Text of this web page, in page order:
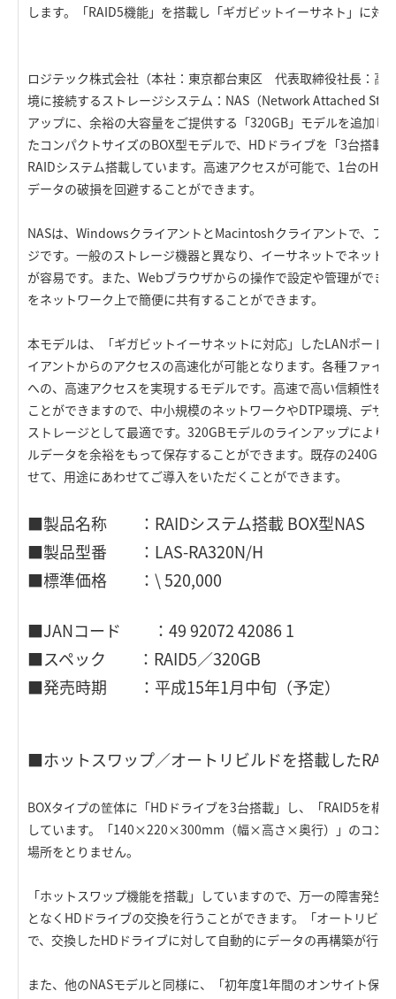
します。「RAID5機能」を搭載し「ギガビットイーサネト」に対
ロジテック株式会社（本社：東京都台東区 代表取締役社長：高
境に接続するストレージシステム：NAS（Network Attached
アップに、余裕の大容量をご提供する「320GB」モデルを追加し
たコンパクトサイズのBOX型モデルで、HDドライブを「3台搭載
RAIDシステム搭載しています。高速アクセスが可能で、1台のHD
データの破損を回避することができます。
NASは、WindowsクライアントとMacintoshクライアントで、フ
ジです。一般のストレージ機器と異なり、イーサネットでネット
が容易です。また、Webブラウザからの操作で設定や管理ができ
をネットワーク上で簡便に共有することができます。
本モデルは、「ギガビットイーサネットに対応」したLANポート
イアントからのアクセスの高速化が可能となります。各種ファイ
への、高速アクセスを実現するモデルです。高速で高い信頼性を
ことができますので、中小規模のネットワークやDTP環境、デザ
ストレージとして最適です。320GBモデルのラインアップにより
ルデータを余裕をもって保存することができます。既存の240GB
せて、用途にあわせてご導入をいただくことができます。
■製品名称 ：RAIDシステム搭載 BOX型NAS
■製品型番 ：LAS-RA320N/H
■標準価格 ：\ 520,000
■JANコード ：49 92072 42086 1
■スペック ：RAID5／320GB
■発売時期 ：平成15年1月中旬（予定）
■ホットスワップ／オートリビルドを搭載した
BOXタイプの筐体に「HDドライブを3台搭載」し、「RAID5を構
しています。「140×220×300mm（幅×高さ×奥行）」のコン
場所をとりません。
「ホットスワップ機能を搭載」していますので、万一の障害発生
となくHDドライブの交換を行うことができます。「オートリビ
で、交換したHDドライブに対して自動的にデータの再構築が行わ
また、他のNASモデルと同様に、「初年度1年間のオンサイト保